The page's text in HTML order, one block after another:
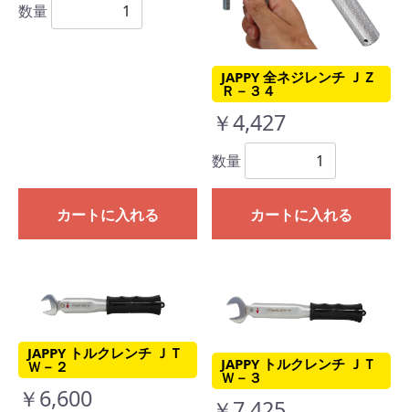
数量
カートに入れる
JAPPY 全ネジレンチ ＪＺ
Ｒ－３４
￥4,427
数量
カートに入れる
JAPPY トルクレンチ ＪＴ
Ｗ－２
￥6,600
JAPPY トルクレンチ ＪＴ
Ｗ－３